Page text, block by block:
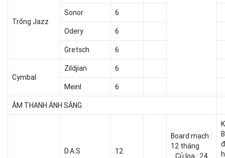
Trống Jazz
Sonor 6
Odery 6
Gretsch 6
Cymbal
Zildjian 6
Meinl 6
ÂM THANH ÁNH SÁNG
D.A.S 12
Board mạch :
12 tháng